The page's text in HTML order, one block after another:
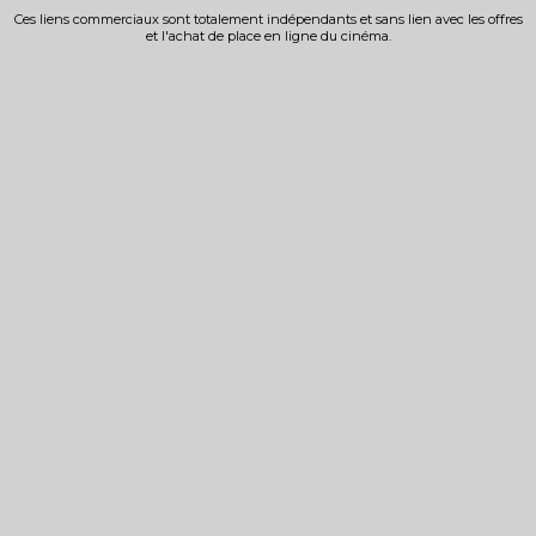
Ces liens commerciaux sont totalement indépendants et sans lien avec les offres
et l'achat de place en ligne du cinéma.